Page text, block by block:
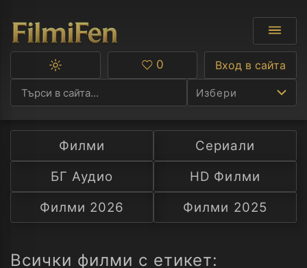
Избери
Ф
С
А
Превключване
тъмна
тема
Любими
0 Вход в сайта
Филми
Сериали
БГ Аудио
HD Филми
Филми 2026
Филми 2025
Всички филми с етикет: